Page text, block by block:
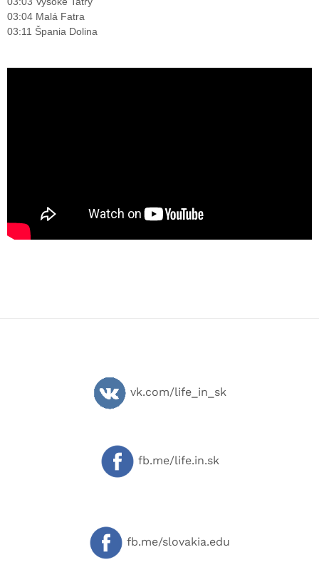
03:04 Malá Fatra
03:11 Špania Dolina
vk.com/life_in_sk
fb.me/life.in.sk
fb.me/slovakia.edu